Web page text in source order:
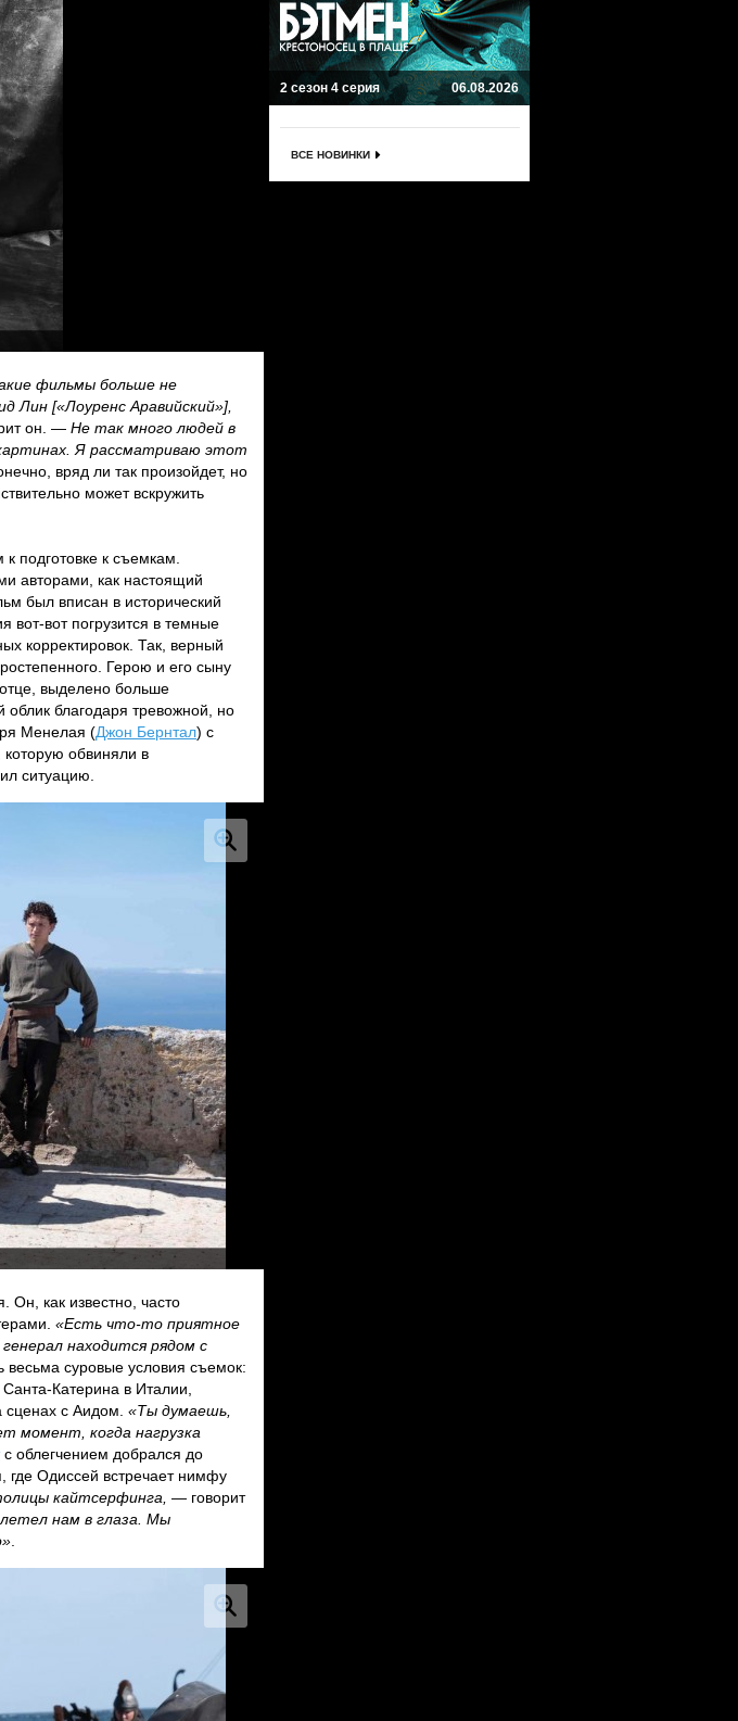
фильмы больше не
Лин [«Лоуренс Аравийcкий»],
он. — Не так много людей в
Я рассматриваю этот
вряд ли так произойдет, но
может вскружить
подготовке к съемкам.
авторами, как настоящий
был вписан в исторический
вот-вот погрузится в темные
корректировок. Так, верный
Герою и его сыну
выделено больше
благодаря тревожной, но
Менелая (Джон Бернтал) с
обвиняли в
ситуацию.
Он, как известно, часто
«Есть что-то приятное
находится рядом с
весьма суровые условия съемок:
Катерина в Италии,
с Аидом. «Ты думаешь,
момент, когда нагрузка
с облегчением добрался до
где Одиссей встречает нимфу
кайтсерфинга, — говорит
нам в глаза. Мы
2 сезон 4 серия 06.08.2026
ВСЕ НОВИНКИ